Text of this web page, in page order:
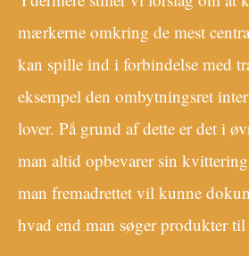
mærkerne omkring de mest
kan spille ind i forbindelse med
eksempel den ombytningsret
lover. På grund af dette er det i
man altid opbevarer sin
man fremadrettet vil kunne
hvad end man søger produkter